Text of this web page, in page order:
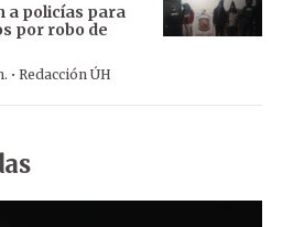
a policías para
por robo de
· Redacción ÚH